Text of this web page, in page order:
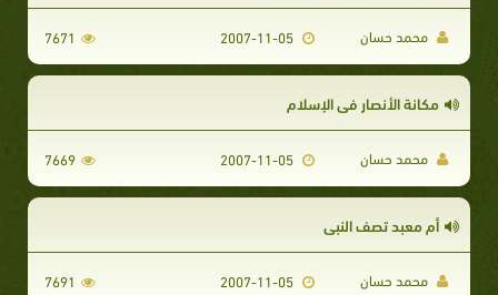
محمد حسان 7671
مكانة الأنصار فى الإسلام
محمد حسان 7669
أم معبد تصف النبى
محمد حسان 7691